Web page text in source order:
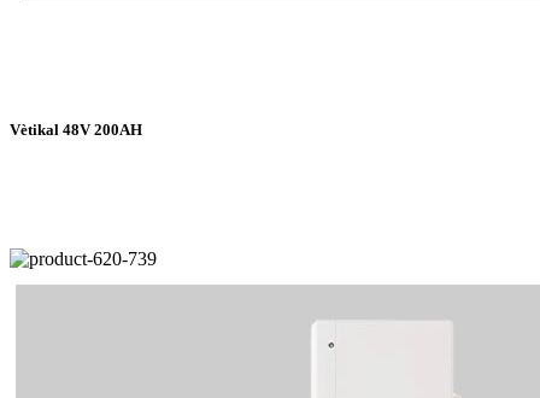
Vètikal 48V 200AH